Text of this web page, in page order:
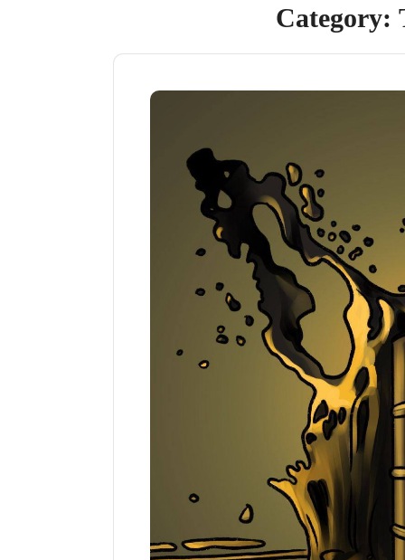
Category: